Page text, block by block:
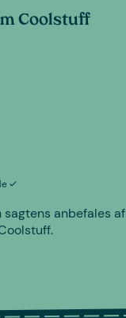
Coolstuff
anbefales af